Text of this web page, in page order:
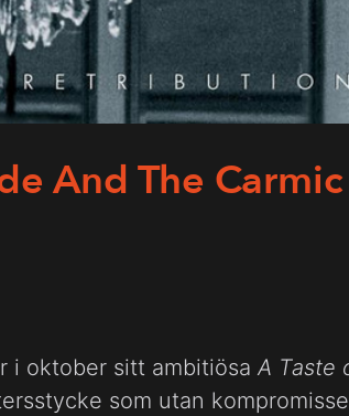
And The Carmic
i oktober sitt ambitiösa A Taste
som utan